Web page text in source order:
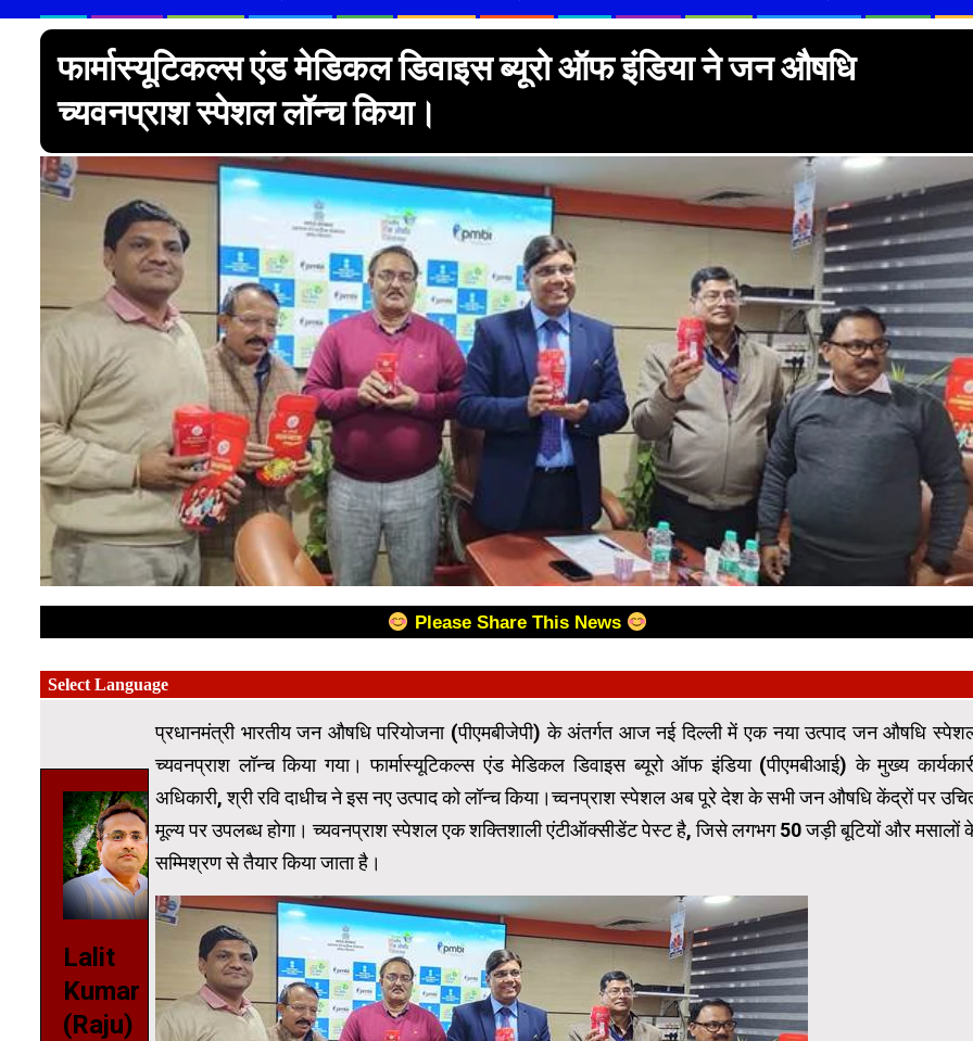
फार्मास्यूटिकल्स एंड मेडिकल डिवाइस ब्यूरो ऑफ इंडिया ने जन औषधि
च्यवनप्राश स्पेशल लॉन्च किया।
Please Share This News
Lalit
Kumar
(Raju)
प्रधानमंत्री भारतीय जन औषधि परियोजना (पीएमबीजेपी) के अंतर्गत आज नई दिल्ली में एक नया उत्पाद जन औषधि
च्यवनप्राश लॉन्च किया गया। फार्मास्यूटिकल्स एंड मेडिकल डिवाइस ब्यूरो ऑफ इंडिया (पीएमबीआई) के मुख्य
अधिकारी, श्री रवि दाधीच ने इस नए उत्पाद को लॉन्च किया।च्वनप्राश स्पेशल अब पूरे देश के सभी जन औषधि केंद्रों पर
मूल्य पर उपलब्ध होगा। च्यवनप्राश स्पेशल एक शक्तिशाली एंटीऑक्सीडेंट पेस्ट है, जिसे लगभग 50 जड़ी बूटियों और मसालों
सम्मिश्रण से तैयार किया जाता है।